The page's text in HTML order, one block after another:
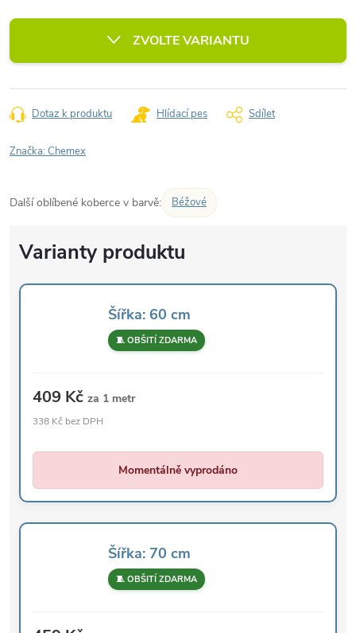
cena:
ZVOLTE VARIANTU
Dotaz k produktu Hlídací pes Sdílet
Značka:Chemex
Další oblíbené koberce v barvě: Béžové
Šířka: 60 cm
🧵 OBŠITÍ ZDARMA
409 Kč za 1 metr
338 Kč bez DPH
Momentálně vyprodáno
Šířka: 70 cm
🧵 OBŠITÍ ZDARMA